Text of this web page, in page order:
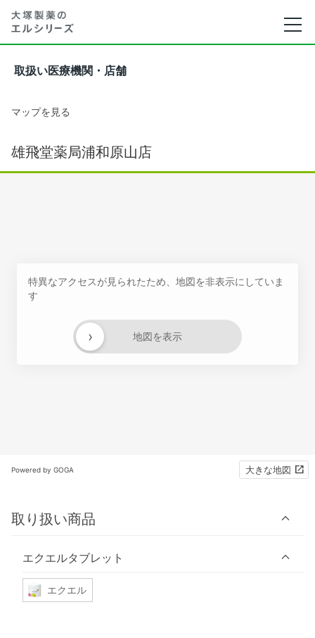
取扱い医療機関・店舗
マップを見る
雄飛堂薬局浦和原山店
特異なアクセスが見られたため、地図を非表示にしていま
す
地図を表示
›
Powered by GOGA 大きな地図
取り扱い商品
エクエルタブレット
エクエル